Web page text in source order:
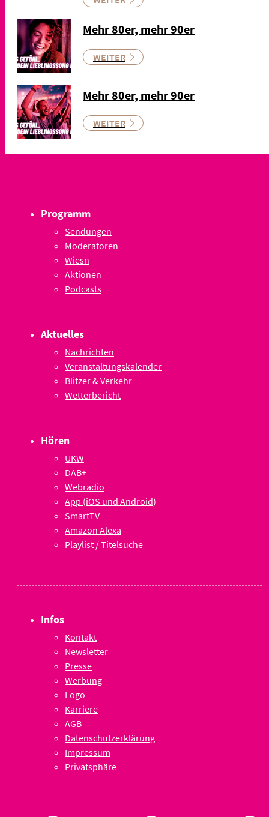
Mehr 80er, mehr 90er
WEITER
Mehr 80er, mehr 90er
WEITER
Programm
Sendungen
Moderatoren
Wiesn
Aktionen
Podcasts
Aktuelles
Nachrichten
Veranstaltungskalender
Blitzer & Verkehr
Wetterbericht
Hören
UKW
DAB+
Webradio
App (iOS und Android)
SmartTV
Amazon Alexa
Playlist / Titelsuche
Infos
Kontakt
Newsletter
Presse
Werbung
Logo
Karriere
AGB
Datenschutzerklärung
Impressum
Privatsphäre